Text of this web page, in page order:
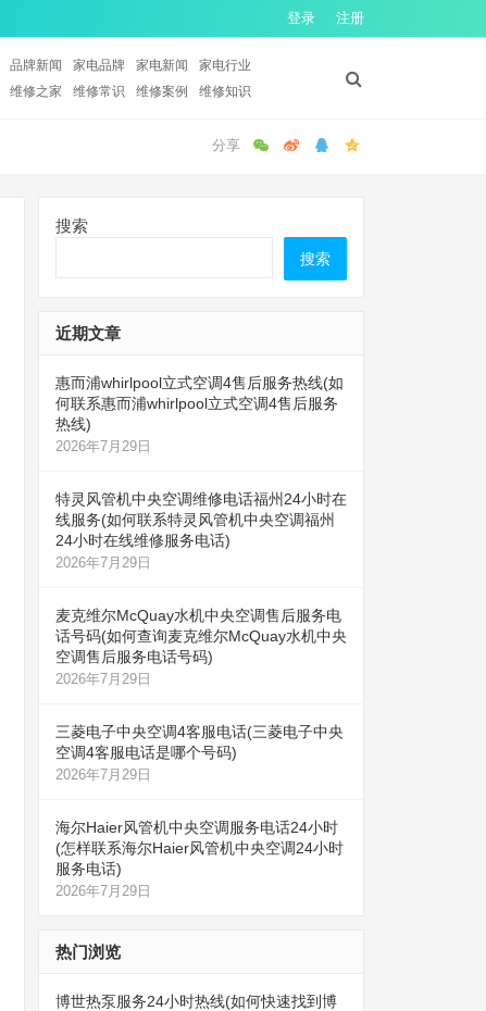
登录 注册
品牌新闻 家电品牌 家电新闻
家电行业
维修之家 维修常识 维修案例 维修知识
搜索
搜索
近期文章
惠而浦whirlpool立式空调4售后服务热线(如
何联系惠而浦whirlpool立式空调4售后服务
热线)
2026年7月29日
特灵风管机中央空调维修电话福州24小时在
线服务(如何联系特灵风管机中央空调福州
24小时在线维修服务电话)
2026年7月29日
麦克维尔McQuay水机中央空调售后服务电
话号码(如何查询麦克维尔McQuay水机中央
空调售后服务电话号码)
2026年7月29日
三菱电子中央空调4客服电话(三菱电子中央
空调4客服电话是哪个号码)
2026年7月29日
海尔Haier风管机中央空调服务电话24小时
(怎样联系海尔Haier风管机中央空调24小时
服务电话)
2026年7月29日
热门浏览
博世热泵服务24小时热线(如何快速找到博